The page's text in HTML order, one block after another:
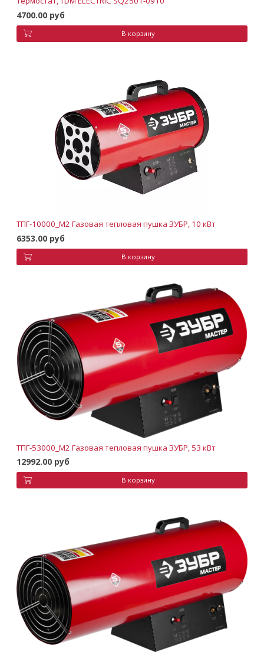
4700.00 руб
В корзину
ТПГ-10000_М2 Газовая тепловая пушка ЗУБР, 10 кВт
6353.00 руб
В корзину
ТПГ-53000_М2 Газовая тепловая пушка ЗУБР, 53 кВт
12992.00 руб
В корзину